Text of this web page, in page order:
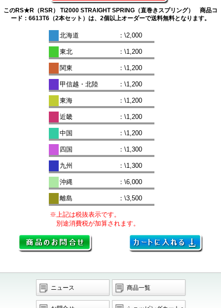
このRS★R（RSR） Ti2000 STRAIGHT SPRING（直巻きスプリング） 商品コ
ード：6613T6（2本セット）は、2個以上オーダーで送料無料となります。
北海道 ：\2,000
東北 ：\1,200
関東 ：\1,200
甲信越・北陸 ：\1,200
東海 ：\1,200
近畿 ：\1,200
中国 ：\1,200
四国 ：\1,300
九州 ：\1,300
沖縄 ：\6,000
離島 ：\3,500
※上記は税抜表示です。
別途消費税が加算されます。
ニュース 商品一覧